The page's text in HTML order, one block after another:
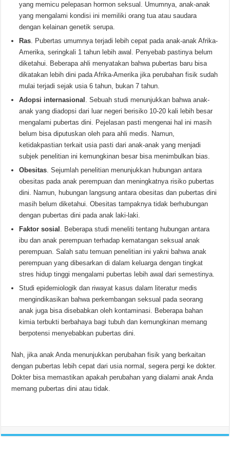
yang memicu pelepasan hormon seksual. Umumnya, anak-anak
yang mengalami kondisi ini memiliki orang tua atau saudara
dengan kelainan genetik serupa.
Ras. Pubertas umumnya terjadi lebih cepat pada anak-anak Afrika-
Amerika, seringkali 1 tahun lebih awal. Penyebab pastinya belum
diketahui. Beberapa ahli menyatakan bahwa pubertas baru bisa
dikatakan lebih dini pada Afrika-Amerika jika perubahan fisik sudah
mulai terjadi sejak usia 6 tahun, bukan 7 tahun.
Adopsi internasional . Sebuah studi menunjukkan bahwa anak-
anak yang diadopsi dari luar negeri berisiko 10-20 kali lebih besar
mengalami pubertas dini. Pejelasan pasti mengenai hal ini masih
belum bisa diputuskan oleh para ahli medis. Namun,
ketidakpastian terkait usia pasti dari anak-anak yang menjadi
subjek penelitian ini kemungkinan besar bisa menimbulkan bias.
Obesitas. Sejumlah penelitian menunjukkan hubungan antara
obesitas pada anak perempuan dan meningkatnya risiko pubertas
dini. Namun, hubungan langsung antara obesitas dan pubertas dini
masih belum diketahui. Obesitas tampaknya tidak berhubungan
dengan pubertas dini pada anak laki-laki.
Faktor sosial . Beberapa studi meneliti tentang hubungan antara
ibu dan anak perempuan terhadap kematangan seksual anak
perempuan. Salah satu temuan penelitian ini yakni bahwa anak
perempuan yang dibesarkan di dalam keluarga dengan tingkat
stres hidup tinggi mengalami pubertas lebih awal dari semestinya.
Studi epidemiologik dan riwayat kasus dalam literatur medis
mengindikasikan bahwa perkembangan seksual pada seorang
anak juga bisa disebabkan oleh kontaminasi. Beberapa bahan
kimia terbukti berbahaya bagi tubuh dan kemungkinan memang
berpotensi menyebabkan pubertas dini.
Nah, jika anak Anda menunjukkan perubahan fisik yang berkaitan
dengan pubertas lebih cepat dari usia normal, segera pergi ke dokter.
Dokter bisa memastikan apakah perubahan yang dialami anak Anda
memang pubertas dini atau tidak.